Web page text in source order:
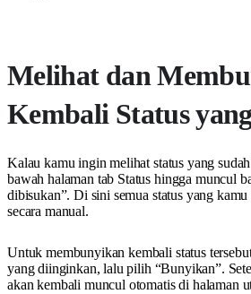
Melihat dan
Kembali Status
Kalau kamu ingin melihat status yang
bawah halaman tab Status hingga muncul
dibisukan”. Di sini semua status yang
secara manual.
Untuk membunyikan kembali status
yang diinginkan, lalu pilih “Bunyikan”.
akan kembali muncul otomatis di halaman